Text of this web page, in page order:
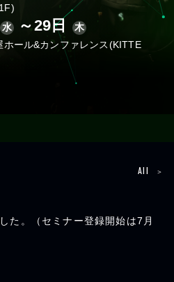
水 ～29日 木
ホール&カンファレンス(KITTE
お知らせ
た。（セミナー登録開始は7月
All